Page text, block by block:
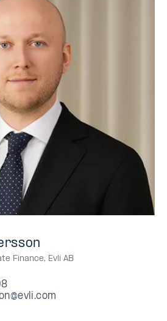
Finance, Evli AB